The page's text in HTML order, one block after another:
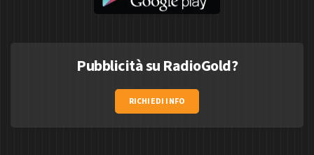
Pubblicità su RadioGold?
RICHIEDI INFO